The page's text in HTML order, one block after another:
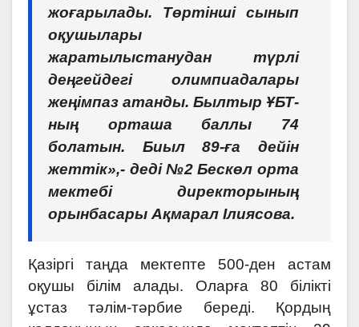
жоғарылады. Төртінші сынып
оқушылары
жаратылыстанудан түрлі
деңгейдегі олимпиадалары
жеңімпаз атанды. Былтыр ҰБТ-
ның орташа баллы 74
болатын. Биыл 89-ға дейін
жеттік»,- деді №2 Бескөл орта
мектебі директорының
орынбасары Ақмарал Ілиясова.
Қазіргі таңда мектепте 500-ден астам
оқушы білім алады. Оларға 80 білікті
ұстаз тәлім-тәрбие береді. Қордың